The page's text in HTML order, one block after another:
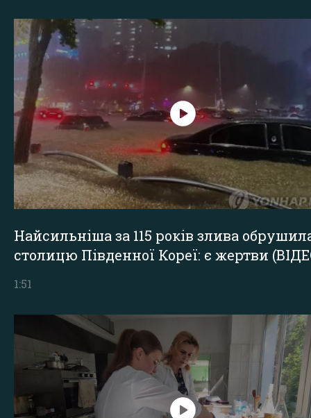
Найсильніша за 115 років злива
столицю Південної Кореї: є жертви
1:51